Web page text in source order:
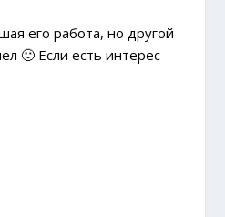
его работа, но другой
🙂 Если есть интерес —